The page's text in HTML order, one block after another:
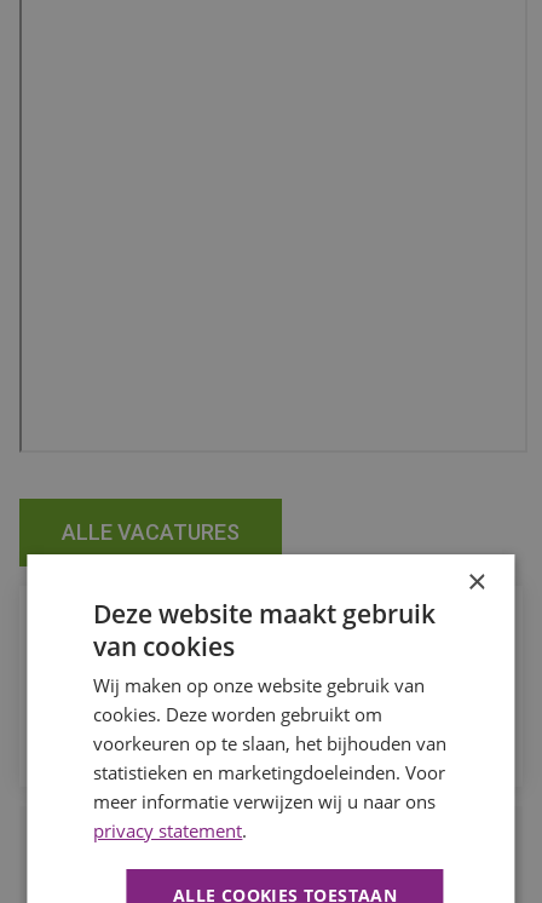
ALLE VACATURES
Job Alert
Ontvang de laatste vacatures in jouw vakgebied direct in je
mailbox.
MELD JE AAN
Waarom BaanBereik?
×
Deze website maakt gebruik
van cookies
Wij maken op onze website gebruik van
cookies. Deze worden gebruikt om
voorkeuren op te slaan, het bijhouden van
statistieken en marketingdoeleinden. Voor
meer informatie verwijzen wij u naar ons
privacy statement.
ALLE COOKIES TOESTAAN